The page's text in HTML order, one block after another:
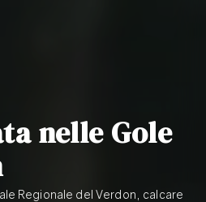
nelle Gole
Regionale del Verdon, calcare